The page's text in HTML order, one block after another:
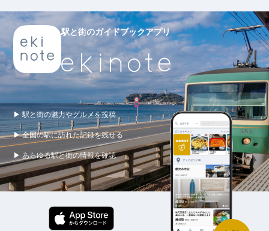
駅と街のガイドブックアプリ
▶ 駅と街の魅力やグルメを投稿
▶ 全国の駅に訪れた記録を残せる
▶ あらゆる駅と街の情報を確認